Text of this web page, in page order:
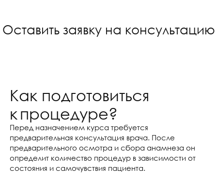
Оставить заявку на консультацию
Как подготовиться
к процедуре?
Перед назначением курса требуется
предварительная консультация врача. После
предварительного осмотра и сбора анамнеза он
определит количество процедур в зависимости от
состояния и самочувствия пациента.